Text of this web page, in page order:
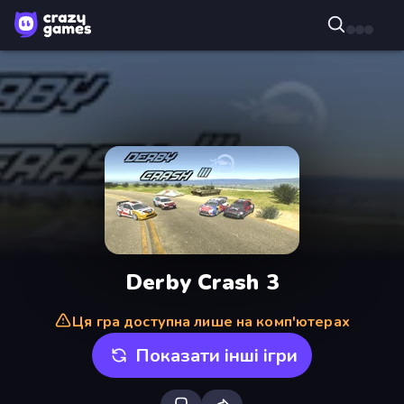
Derby Crash 3
Ця гра доступна лише на комп'ютерах
Показати інші ігри